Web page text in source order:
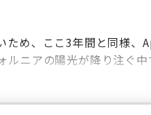
ため、ここ3年間と同様、
ニアの陽光が降り注ぐ